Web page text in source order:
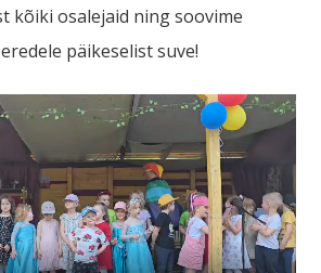
kõiki osalejaid ning soovime
päikeselist suve!